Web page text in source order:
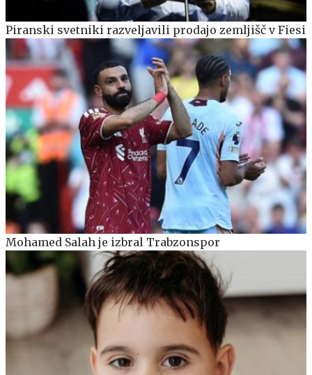
Piranski svetniki razveljavili prodajo zemljišč v Fiesi
Mohamed Salah je izbral Trabzonspor